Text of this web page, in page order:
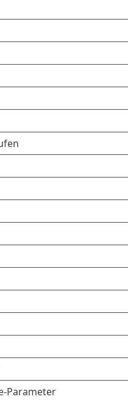
Parameter